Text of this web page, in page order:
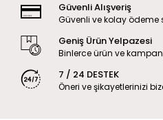
Güvenli Alışveriş
Güvenli ve kolay ödeme
Geniş Ürün Yelpazesi
Binlerce ürün ve
7 / 24 DESTEK
Öneri ve şikayetlerinizi